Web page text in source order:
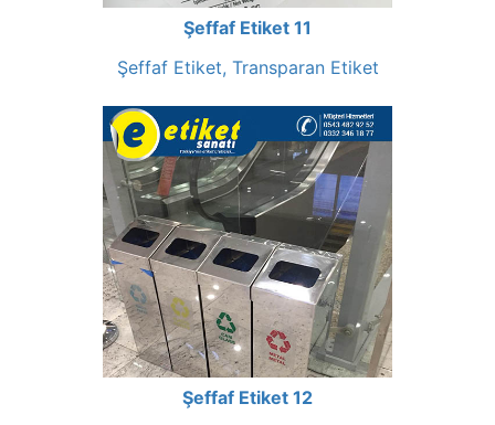
Şeffaf Etiket 11
Şeffaf Etiket, Transparan Etiket
Şeffaf Etiket 12